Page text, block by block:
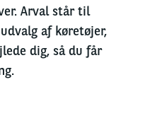
Arval står til
af køretøjer,
dig, så du får